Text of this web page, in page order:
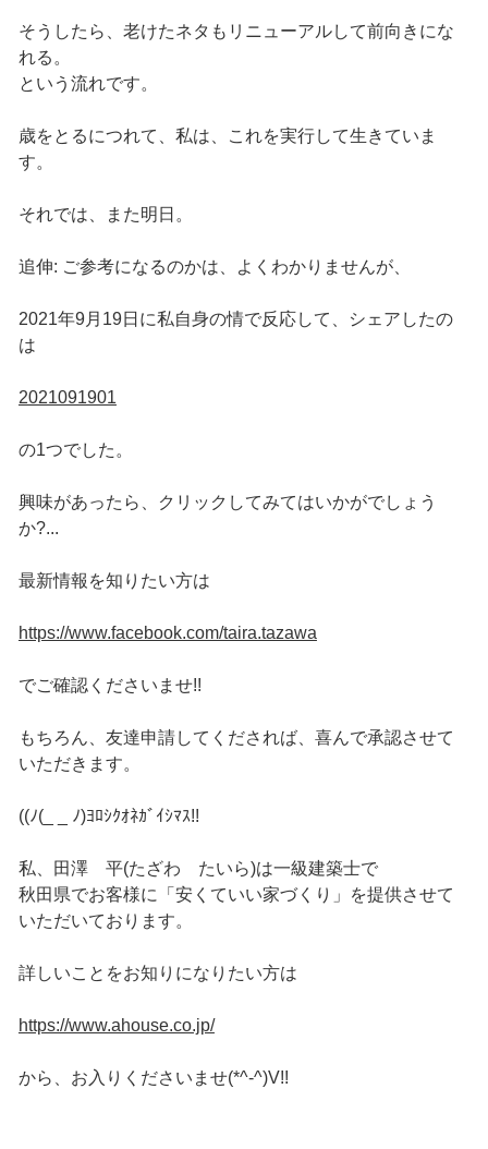
そうしたら、老けたネタもリニューアルして前向きにな
れる。
という流れです。
歳をとるにつれて、私は、これを実行して生きていま
す。
それでは、また明日。
追伸: ご参考になるのかは、よくわかりませんが、
2021年9月19日に私自身の情で反応して、シェアしたの
は
2021091901
の1つでした。
興味があったら、クリックしてみてはいかがでしょう
か?...
最新情報を知りたい方は
https://www.facebook.com/taira.tazawa
でご確認くださいませ!!
もちろん、友達申請してくだされば、喜んで承認させて
いただきます。
((ﾉ(_ _ ﾉ)ﾖﾛｼｸｵﾈｶﾞｲｼﾏｽ!!
私、田澤 平(たざわ たいら)は一級建築士で
秋田県でお客様に「安くていい家づくり」を提供させて
いただいております。
詳しいことをお知りになりたい方は
https://www.ahouse.co.jp/
から、お入りくださいませ(*^-^)V!!